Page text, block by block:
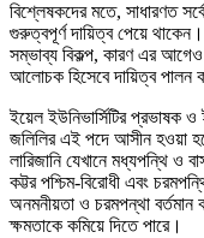
বিশ্লেষকদের মতে, সাধারণত
গুরুত্বপূর্ণ দায়িত্ব পেয়ে
সম্ভাব্য বিকল্প, কারণ এর আগেও
আলোচক হিসেবে দায়িত্ব পালন
ইয়েল ইউনিভার্সিটির প্রভাষক
জলিলির এই পদে আসীন হওয়া
লারিজানি যেখানে মধ্যপন্থি ও
কট্টর পশ্চিম-বিরোধী এবং
অনমনীয়তা ও চরমপন্থা বর্তমান
ক্ষমতাকে কমিয়ে দিতে পারে।